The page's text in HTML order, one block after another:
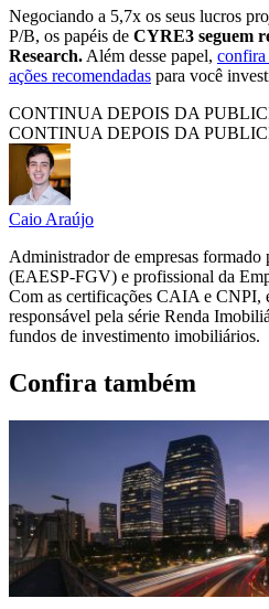
Negociando a 5,7x os seus lucros
P/B, os papéis de CYRE3 seguem
Research. Além desse papel, confira
ações recomendadas para você
CONTINUA DEPOIS DA
CONTINUA DEPOIS DA
Caio Araújo
Administrador de empresas
(EAESP-FGV) e profissional da
Com as certificações CAIA e CNPI,
responsável pela série Renda
fundos de investimento imobiliários.
Confira também